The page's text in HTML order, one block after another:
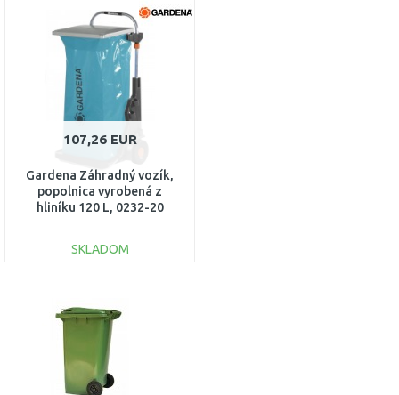
107,26 EUR
Gardena Záhradný vozík,
popolnica vyrobená z
hliníku 120 L, 0232-20
SKLADOM
Porovnať